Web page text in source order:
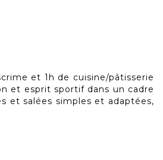
et 1h de cuisine/pâtisserie
et esprit sportif dans un cadre
et salées simples et adaptées,